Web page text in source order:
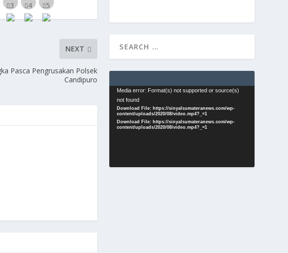
NEXT
Pasca Pengrusakan Polsek
Candipuro
Video
Player
Media error: Format(s) not supported or source(s)
not found
Download File: https://sinyalsumateranews.com/wp-
content/uploads/2020/08/video.mp4?_=1
Download File: https://sinyalsumateranews.com/wp-
content/uploads/2020/08/video.mp4?_=1